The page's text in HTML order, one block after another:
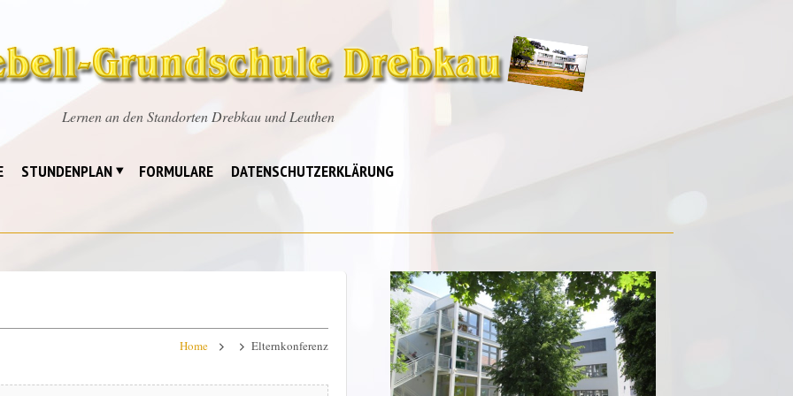
Lernen an den Standorten Drebkau und Leuthen
STUNDENPLAN FORMULARE DATENSCHUTZERKLÄRUNG
Home Elternkonferenz